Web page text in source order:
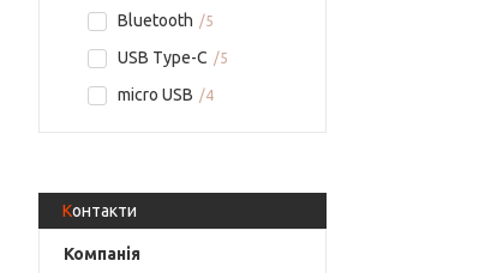
Bluetooth
5
USB Type-C 5
micro USB 4
Контакти